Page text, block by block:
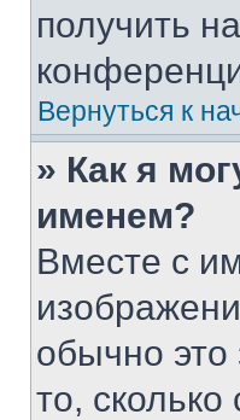
получить
Вернуться к
» Как я
именем?
Вместе с
обычно это
то,